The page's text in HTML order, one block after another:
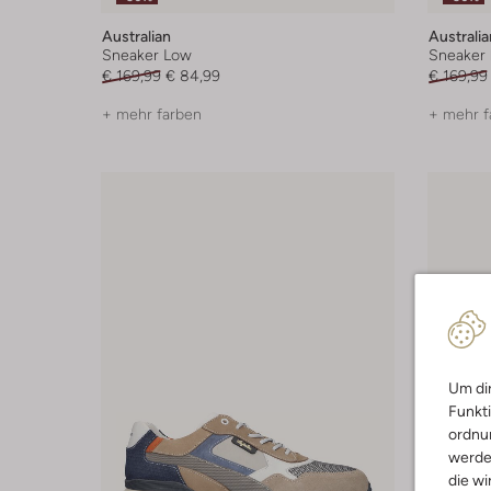
Um
die
Australian
Sneaker Low
€ 169,99 € 84,99
+ mehr farben
Sneaker
€ 169,99
+ mehr